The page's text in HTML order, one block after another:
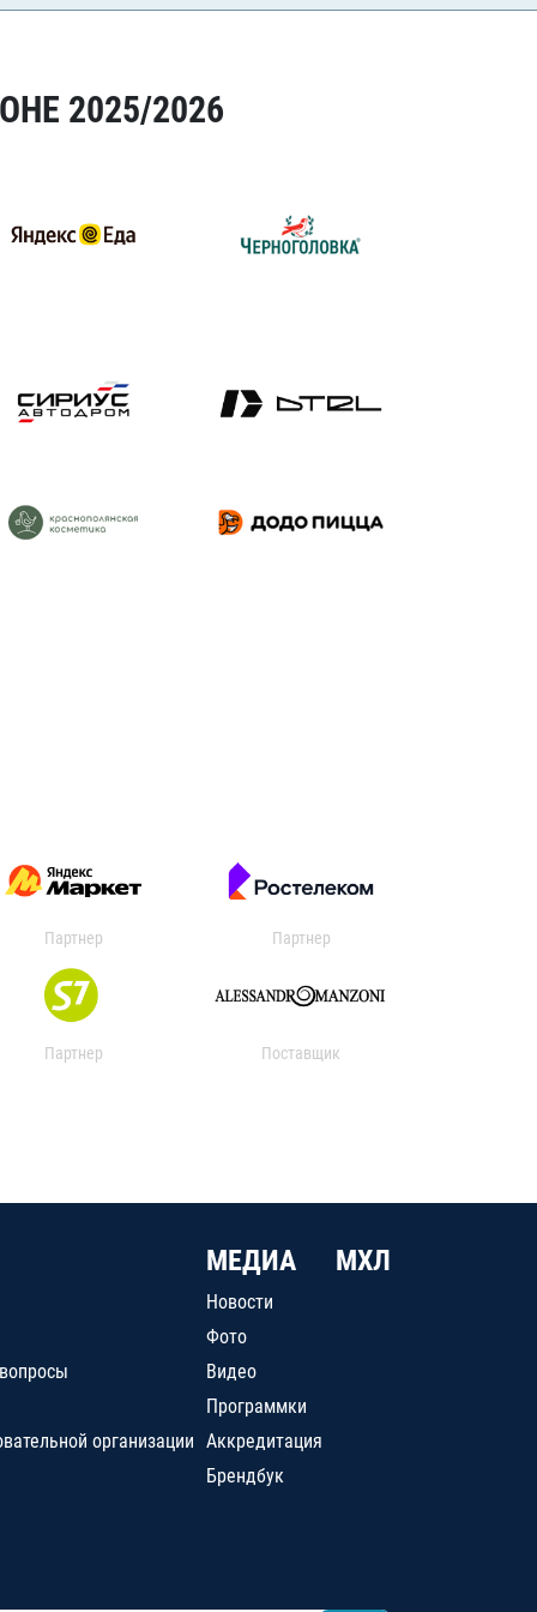
2025/2026
Партнер Партнер
Партнер Поставщик
организации
МЕДИА
Новости
Фото
Видео
Программки
Аккредитация
Брендбук
МХЛ